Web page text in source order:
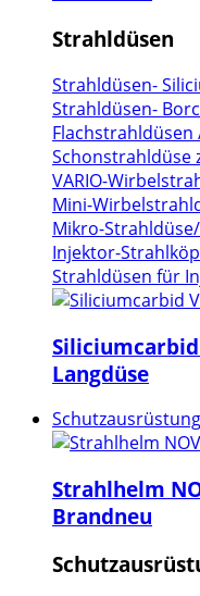
Strahldüsen
Strahldüsen-
Strahldüsen-
Schonstrahldüse
VARIO-
Mini-
Mikro-
Injektor-
Strahldüsen für
Langdüse
Strahlhelm
Brandneu